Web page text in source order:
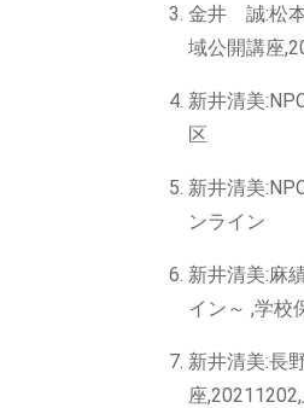
金井 誠:松本
域公開講座
新井清美
区
新井清美
ンライン
新井清美:麻
イン～ ,学校
新井清美:長
座